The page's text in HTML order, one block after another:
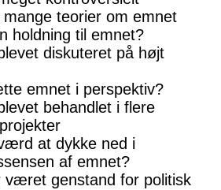
mange teorier om emnet
holdning til emnet?
diskuteret på højt
emnet i perspektiv?
behandlet i flere
at dykke ned i
af emnet?
været genstand for politisk